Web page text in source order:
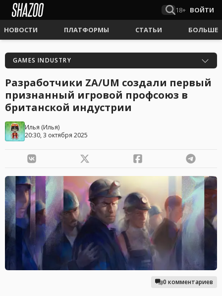
18+ ВОЙТИ
НОВОСТИ ПЛАТФОРМЫ СТАТЬИ БОЛЬШЕ
GAMES INDUSTRY
Разработчики ZA/UM создали первый
признанный игровой профсоюз в
британской индустрии
Илья (Илья)
20:30, 3 октября 2025
0 комментариев